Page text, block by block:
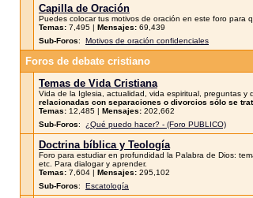
Capilla de Oración
Puedes colocar tus motivos de oración en este foro para
Temas: 7,495 | Mensajes: 69,439
Sub-Foros: Motivos de oración confidenciales
Foros de debate cristiano
Temas de Vida Cristiana
Vida de la Iglesia, actualidad, vida espiritual, preguntas y
relacionadas con separaciones o divorcios sólo se
Temas: 12,485 | Mensajes: 202,662
Sub-Foros: ¿Qué puedo hacer? - (Foro PUBLICO)
Doctrina bíblica y Teología
Foro para estudiar en profundidad la Palabra de Dios:
etc. Para dialogar y aprender.
Temas: 7,604 | Mensajes: 295,102
Sub-Foros: Escatología